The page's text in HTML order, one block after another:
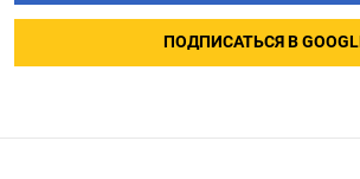
ПОДПИСАТЬСЯ В